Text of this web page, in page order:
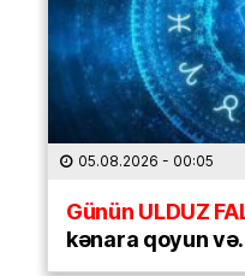
05.08.2026 - 00:05
Günün ULDUZ
kənara qoyun